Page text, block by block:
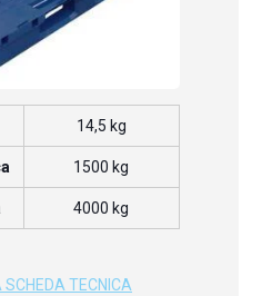
14,5 kg
1500 kg
4000 kg
TECNICA